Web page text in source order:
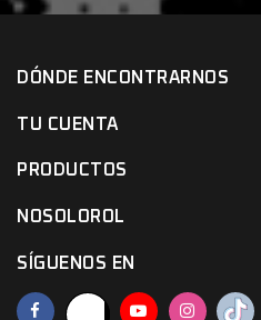
DÓNDE ENCONTRARNOS
TU CUENTA
PRODUCTOS
NOSOLOROL
SÍGUENOS EN